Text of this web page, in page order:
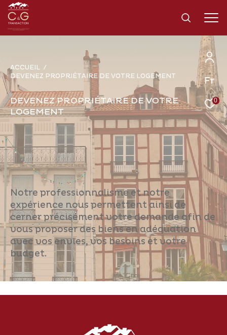
Fr
0
ACCUEIL
DEVENEZ PROPRIÉTAIRE DE VOTRE LOGEMENT
DEVENEZ PROPRIÉTAIRE DE VOTRE
LOGEMENT
Notre professionnalisme et notre
expérience nous permettent ainsi de
cerner précisément votre demande afin de
vous proposer des biens en adéquation
avec vos envies, vos besoins et votre
budget.
Effectuer une recherche
et trouver le bien qui correspond à vos
critères
Type d'offre
Vente
Type de bien
Sélectionner
Budget
Pièces
0 1 3 4 5
Ville